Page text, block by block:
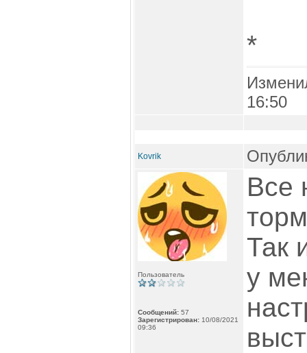
*
16:50
Kovrik
Пользователь
Сообщений: 57
Зарегистрирован: 10/08/2021
09:36
Все
Так
у